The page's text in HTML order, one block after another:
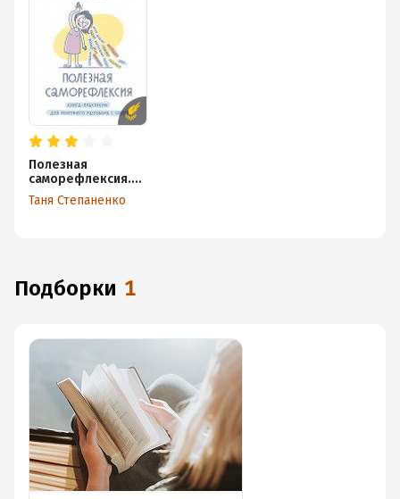
Полезная
саморефлексия.
Книга-практикум
для искреннего
Таня Степаненко
Подборки 1